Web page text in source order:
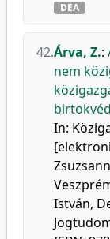
DEA
42.Árva, Z.:
nem
In:
István,